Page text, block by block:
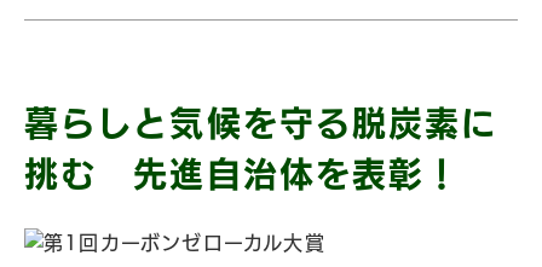
暮らしと気候を守る脱炭素に
挑む 先進自治体を表彰！